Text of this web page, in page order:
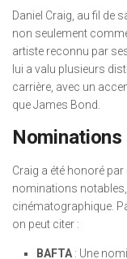
Daniel Craig, au fil de
non seulement
artiste reconnu par
lui a valu plusieurs
carrière, avec un
que James Bond.
Nominations
Craig a été honoré
nominations
cinématographique.
on peut citer :
BAFTA: Une